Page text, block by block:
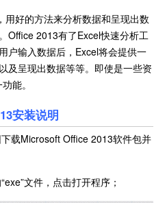
好的方法来分析数据和呈现出数
Office 2013有了Excel快速分析工
户输入数据后，Excel将会提供一
及呈现出数据等等。即使是一些资
能。
安装说明
载Microsoft Office 2013软件包并
文件，点击打开程序；